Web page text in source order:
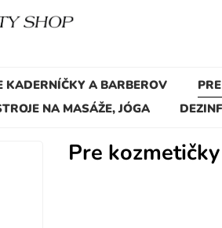
KADERNÍČKY A BARBEROV
NA MASÁŽE, JÓGA
Pre